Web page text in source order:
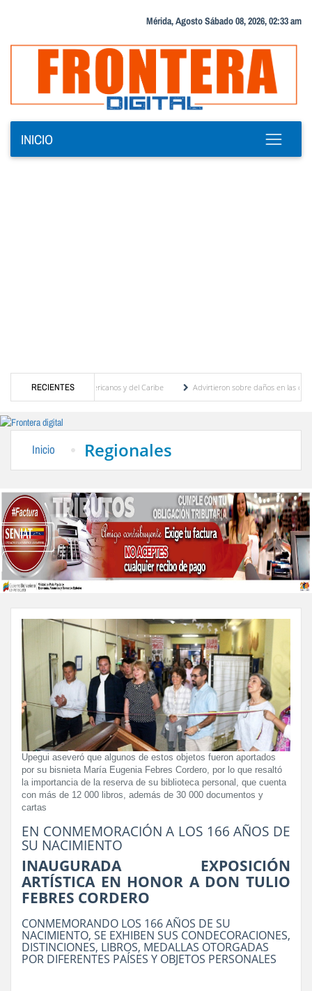
Mérida, Agosto Sábado 08, 2026, 02:33 am
INICIO
RECIENTES
Juegos Centroamericanos y del Caribe
Advirtieron sobre daños en las cosechas
Inicio Regionales
Upegui aseveró que algunos de estos objetos fueron aportados
por su bisnieta María Eugenia Febres Cordero, por lo que resaltó
la importancia de la reserva de su biblioteca personal, que cuenta
con más de 12 000 libros, además de 30 000 documentos y
cartas
EN CONMEMORACIÓN A LOS 166 AÑOS DE
SU NACIMIENTO
INAUGURADA EXPOSICIÓN
ARTÍSTICA EN HONOR A DON TULIO
FEBRES CORDERO
CONMEMORANDO LOS 166 AÑOS DE SU
NACIMIENTO, SE EXHIBEN SUS CONDECORACIONES,
DISTINCIONES, LIBROS, MEDALLAS OTORGADAS
POR DIFERENTES PAÍSES Y OBJETOS PERSONALES